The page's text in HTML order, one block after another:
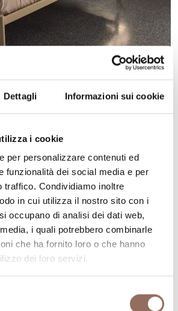
Dettagli Informazioni sui cookie
i cookie
per personalizzare contenuti ed
funzionalità dei social media e per
traffico. Condividiamo inoltre
in cui utilizza il nostro sito con i
occupano di analisi dei dati web,
i quali potrebbero combinarle
che ha fornito loro o che hanno
dei loro servizi.
17, MONTÀ (CN)
-info@ponchietta.com-
Scopri di più